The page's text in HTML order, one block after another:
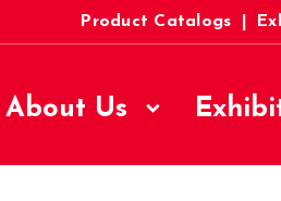
Product Catalogs
About Us